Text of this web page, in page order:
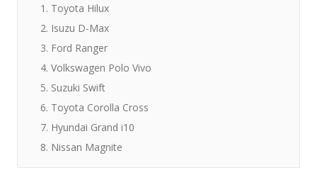
1. Toyota Hilux
2. Isuzu D-Max
3. Ford Ranger
4. Volkswagen Polo Vivo
5. Suzuki Swift
6. Toyota Corolla Cross
7. Hyundai Grand i10
8. Nissan Magnite